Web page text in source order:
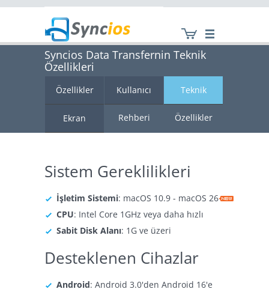
Syncios
Syncios Data Transfernin Teknik
Özellikleri
Özellikler Kullanıcı
Rehberi
Teknik
Özellikler
Ekran
Sistem Gereklilikleri
İşletim Sistemi: macOS 10.9 - macOS 26
CPU: Intel Core 1GHz veya daha hızlı
Sabit Disk Alanı: 1G ve üzeri
Desteklenen Cihazlar
Android: Android 3.0'den Android 16'e